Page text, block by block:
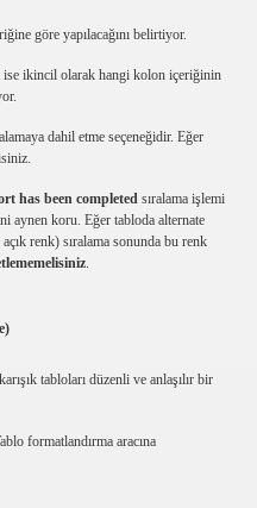
göre yapılacağını belirtiyor.
ise ikincil olarak hangi kolon içeriğinin
dahil etme seçeneğidir. Eğer
has been completed sıralama işlemi
aynen koru. Eğer tabloda alternate
renk) sıralama sonunda bu renk
.
tabloları düzenli ve anlaşılır bir
formatlandırma aracına